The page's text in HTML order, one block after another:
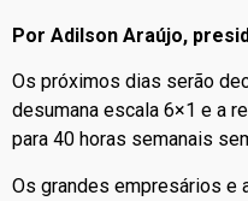
Por Adilson Araújo,
Os próximos dias serão
desumana escala 6×1 e a
para 40 horas semanais
Os grandes empresários e